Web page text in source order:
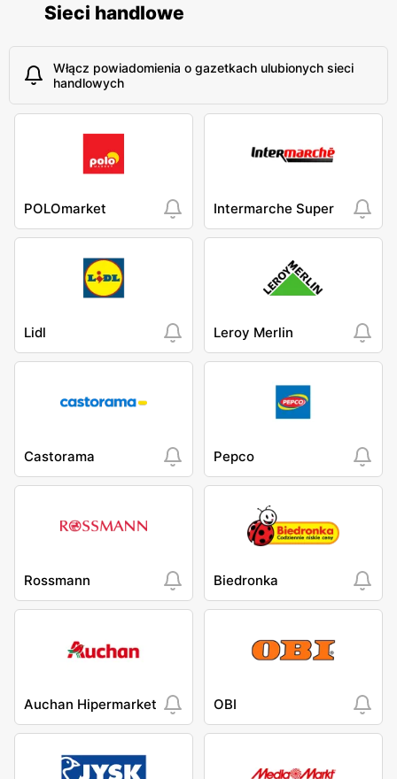
Sieci handlowe
Włącz powiadomienia o gazetkach ulubionych sieci
handlowych
POLOmarket Intermarche Super
Lidl Leroy Merlin
Castorama Pepco
Rossmann Biedronka
Auchan Hipermarket OBI